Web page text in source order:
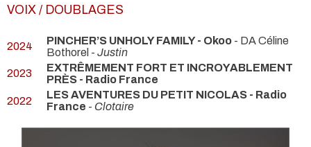
VOIX / DOUBLAGES
2024 PINCHER’S UNHOLY FAMILY - Okoo - DA Céline
Bothorel - Justin
2023
EXTRÊMEMENT FORT ET INCROYABLEMENT
PRÈS - Radio France
2022
LES AVENTURES DU PETIT NICOLAS - Radio
France - Clotaire